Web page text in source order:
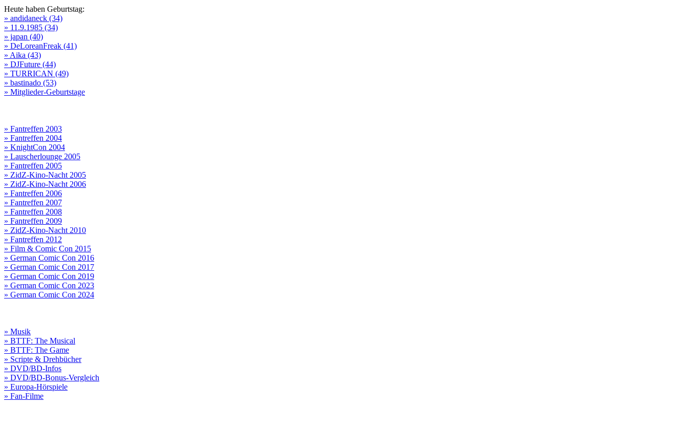
Heute haben Geburtstag:
» andidaneck (34)
» 11.9.1985 (34)
» japan (40)
» DeLoreanFreak (41)
» Aika (43)
» DJFuture (44)
» TURRICAN (49)
» bastinado (53)
» Mitglieder-Geburtstage
» Fantreffen 2003
» Fantreffen 2004
» KnightCon 2004
» Lauscherlounge 2005
» Fantreffen 2005
» ZidZ-Kino-Nacht 2005
» ZidZ-Kino-Nacht 2006
» Fantreffen 2006
» Fantreffen 2007
» Fantreffen 2008
» Fantreffen 2009
» ZidZ-Kino-Nacht 2010
» Fantreffen 2012
» Film & Comic Con 2015
» German Comic Con 2016
» German Comic Con 2017
» German Comic Con 2019
» German Comic Con 2023
» German Comic Con 2024
» Musik
» BTTF: The Musical
» BTTF: The Game
» Scripte & Drehbücher
» DVD/BD-Infos
» DVD/BD-Bonus-Vergleich
» Europa-Hörspiele
» Fan-Filme